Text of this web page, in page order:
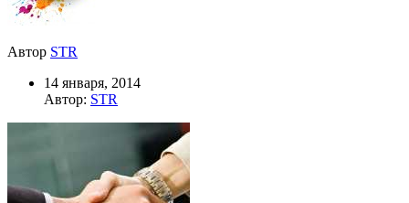
Автор STR
14 января, 2014
Автор: STR